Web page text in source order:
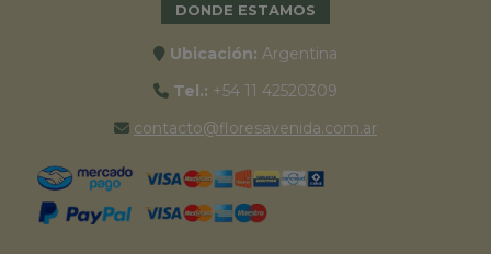
DONDE ESTAMOS
Ubicación: Argentina
Tel.: +54 11 42520309
contacto@floresavenida.com.ar